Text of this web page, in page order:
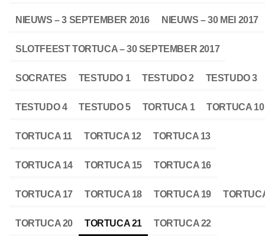
NIEUWS – 3 SEPTEMBER 2016 NIEUWS – 30 MEI 2017
SLOTFEEST TORTUCA – 30 SEPTEMBER 2017
SOCRATES TESTUDO 1 TESTUDO 2 TESTUDO 3
TESTUDO 4 TESTUDO 5 TORTUCA 1 TORTUCA 10
TORTUCA 11 TORTUCA 12 TORTUCA 13
TORTUCA 14 TORTUCA 15 TORTUCA 16
TORTUCA 17 TORTUCA 18 TORTUCA 19
TORTUCA 20 TORTUCA 21 TORTUCA 22